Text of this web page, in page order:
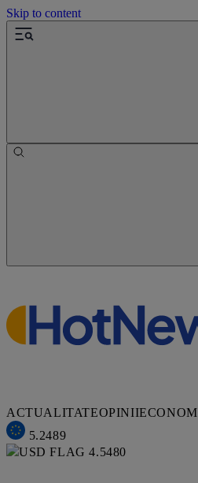
Skip to content
ACTUALITATEOPINII
5.2489
4.5480